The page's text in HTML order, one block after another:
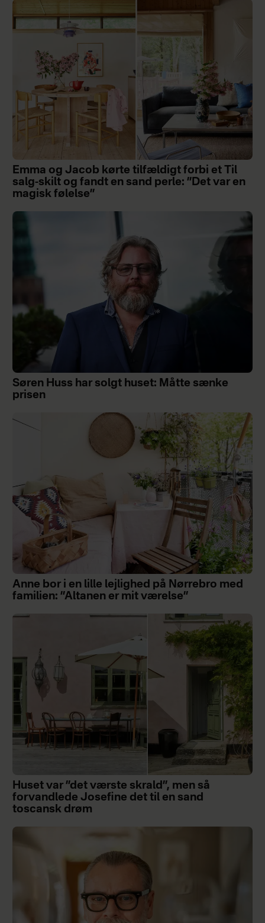
Emma og Jacob kørte tilfældigt forbi et Til
salg-skilt og fandt en sand perle: ”Det var en
magisk følelse”
Søren Huss har solgt huset: Måtte sænke
prisen
Anne bor i en lille lejlighed på Nørrebro med
familien: ”Altanen er mit værelse”
Huset var ”det værste skrald”, men så
forvandlede Josefine det til en sand
toscansk drøm